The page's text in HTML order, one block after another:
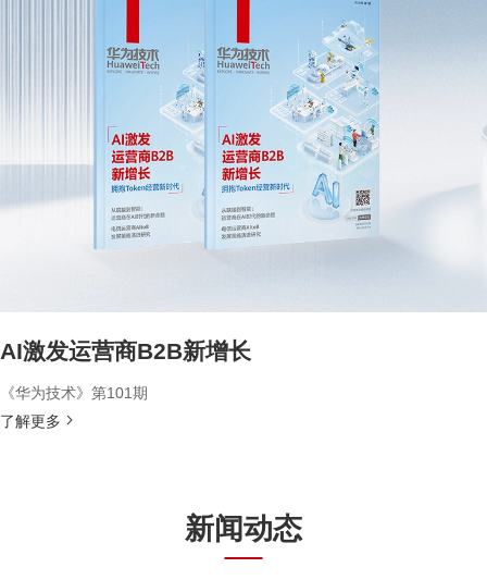
AI激发运营商B2B新增长
《华为技术》第101期
了解更多
新闻动态